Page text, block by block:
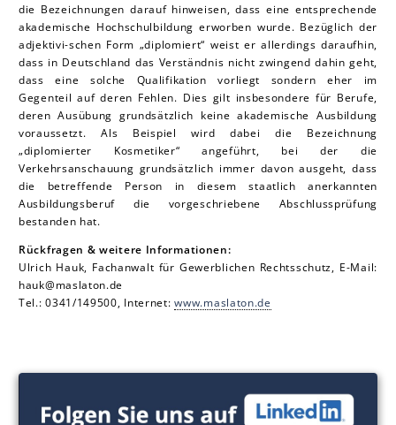
die Bezeichnungen darauf hinweisen, dass eine entsprechende
akademische Hochschulbildung erworben wurde. Bezüglich der
adjektivi-schen Form „diplomiert“ weist er allerdings daraufhin,
dass in Deutschland das Verständnis nicht zwingend dahin geht,
dass eine solche Qualifikation vorliegt sondern eher im
Gegenteil auf deren Fehlen. Dies gilt insbesondere für Berufe,
deren Ausübung grundsätzlich keine akademische Ausbildung
voraussetzt. Als Beispiel wird dabei die Bezeichnung
„diplomierter Kosmetiker“ angeführt, bei der die
Verkehrsanschauung grundsätzlich immer davon ausgeht, dass
die betreffende Person in diesem staatlich anerkannten
Ausbildungsberuf die vorgeschriebene Abschlussprüfung
bestanden hat.
Rückfragen & weitere Informationen:
Ulrich Hauk, Fachanwalt für Gewerblichen Rechtsschutz, E-Mail:
hauk@maslaton.de
Tel.: 0341/149500, Internet:www.maslaton.de